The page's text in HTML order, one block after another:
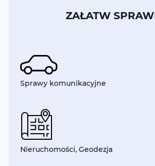
ZAŁATW
Sprawy komunikacyjne
Nieruchomości, Geodezja